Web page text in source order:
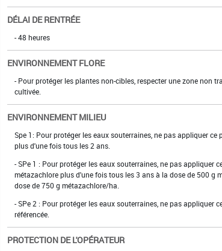
DÉLAI DE RENTRÉE
- 48 heures
ENVIRONNEMENT FLORE
- Pour protéger les plantes non-cibles, respecter une zone non
cultivée.
ENVIRONNEMENT MILIEU
Spe 1: Pour protéger les eaux souterraines, ne pas appliquer
plus d'une fois tous les 2 ans.
- SPe 1 : Pour protéger les eaux souterraines, ne pas
métazachlore plus d'une fois tous les 3 ans à la dose de 500
dose de 750 g métazachlore/ha.
- SPe 2 : Pour protéger les eaux souterraines, ne pas appliquer
référencée.
PROTECTION DE L'OPÉRATEUR